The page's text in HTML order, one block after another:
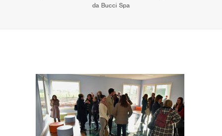
IMPEGNO PER IL TERRITORIO
VOCABOLARIO
RICERCA
da Bucci Spa